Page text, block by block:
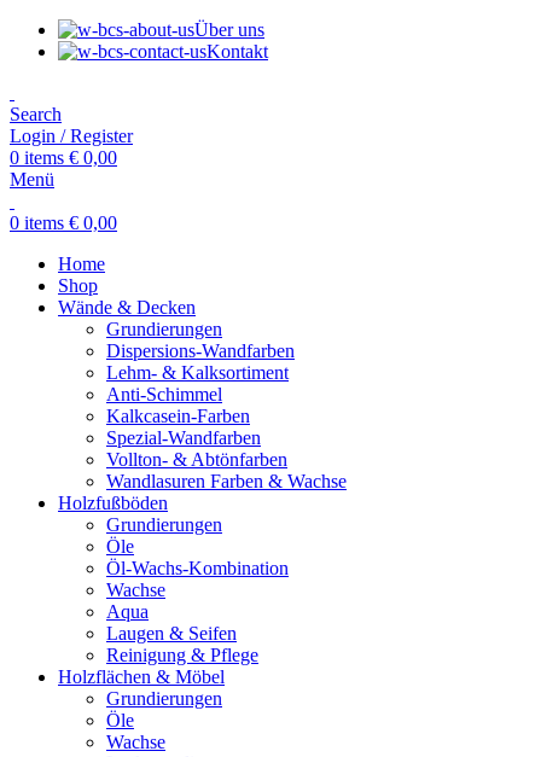
Über uns
Kontakt
Search
Login / Register
0 items € 0,00
Menü
0 items € 0,00
Home
Shop
Wände & Decken
Grundierungen
Dispersions-Wandfarben
Lehm- & Kalksortiment
Anti-Schimmel
Kalkcasein-Farben
Spezial-Wandfarben
Vollton- & Abtönfarben
Wandlasuren Farben & Wachse
Holzfußböden
Grundierungen
Öle
Öl-Wachs-Kombination
Wachse
Aqua
Laugen & Seifen
Reinigung & Pflege
Holzflächen & Möbel
Grundierungen
Öle
Wachse